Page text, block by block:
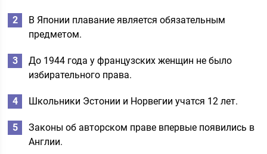
В Японии плавание является обязательным
предметом.
До 1944 года у французских женщин не было
избирательного права.
Школьники Эстонии и Норвегии учатся 12 лет.
Законы об авторском праве впервые появились в
Англии.